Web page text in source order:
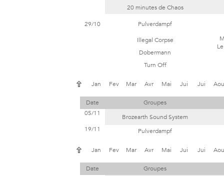
20 minutes de Chaos
29/10
Pulverdampf
Illegal Corpse
Dobermann
Turn Off
Jan Fev Mar Avr Mai Jui Jui Aou
Date
Groupes
05/11
Brozearth Sound System
19/11
Pulverdampf
Jan Fev Mar Avr Mai Jui Jui Aou
Date Groupes